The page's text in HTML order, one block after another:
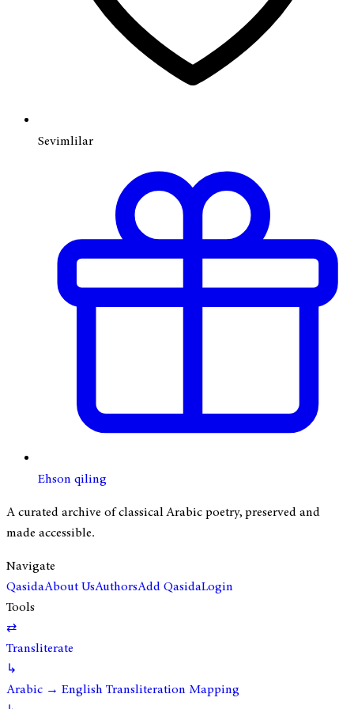
Sevimlilar
Ehson qiling
A curated archive of classical Arabic poetry, preserved and
made accessible.
Navigate
QasidaAbout UsAuthorsAdd QasidaLogin
Tools
⇄
Transliterate
↳
Arabic → English Transliteration Mapping